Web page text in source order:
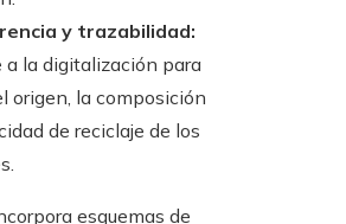
y trazabilidad:
a la digitalización para
origen, la composición
de reciclaje de los
esquemas de